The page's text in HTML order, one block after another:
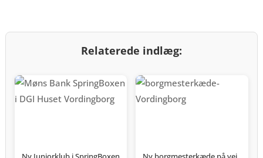
Relaterede indlæg: